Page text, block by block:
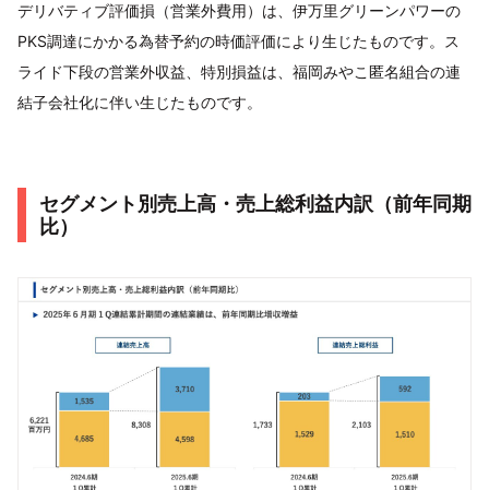
デリバティブ評価損（営業外費用）は、伊万里グリーンパワーの
PKS調達にかかる為替予約の時価評価により生じたものです。ス
ライド下段の営業外収益、特別損益は、福岡みやこ匿名組合の連
結子会社化に伴い生じたものです。
セグメント別売上高・売上総利益内訳（前年同期
比）